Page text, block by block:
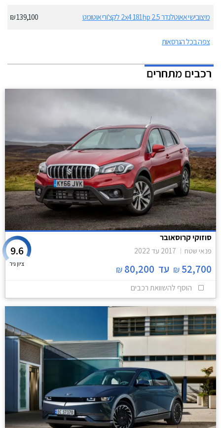
מיצובישי אאוטלנדר 2.5 2x4 181hp לקצ'ורי אוטומט 139,100 ₪
צפה בכל הגרסאות
רכבים מתחרים
סוזוקי קרוסאובר
פנאי שטח 2017 עד 2022
52,700
₪ עד 80,200
₪
9.6
ציון גיר
הוסף להשוואת רכבים